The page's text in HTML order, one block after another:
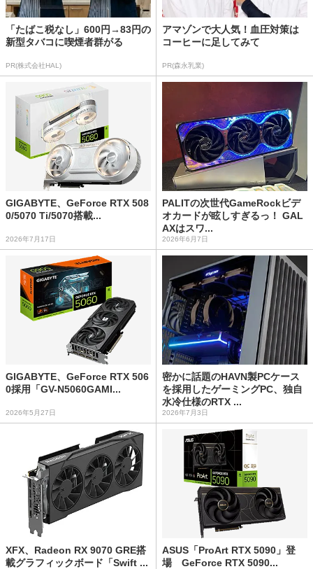
「たばこ税なし」600円→83円の
新型タバコに喫煙者群がる
PR(株式会社HAL)
アマゾンで大人気！血圧対策は
コーヒーに足してみて
PR(森永乳業)
GIGABYTE、GeForce RTX 508
0/5070 Ti/5070搭載...
2026年7月17日
PALITの次世代GameRockビデ
オカードが眩しすぎるっ！ GAL
AXはスワ...
2026年6月7日
GIGABYTE、GeForce RTX 506
0採用「GV-N5060GAMI...
2026年5月27日
密かに話題のHAVN製PCケース
を採用したゲーミングPC、独自
水冷仕様のRTX ...
2026年7月3日
XFX、Radeon RX 9070 GRE搭
載グラフィックボード「Swift ...
ASUS「ProArt RTX 5090」登
場 GeForce RTX 5090...